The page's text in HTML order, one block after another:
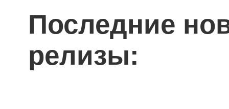
Последние
релизы: